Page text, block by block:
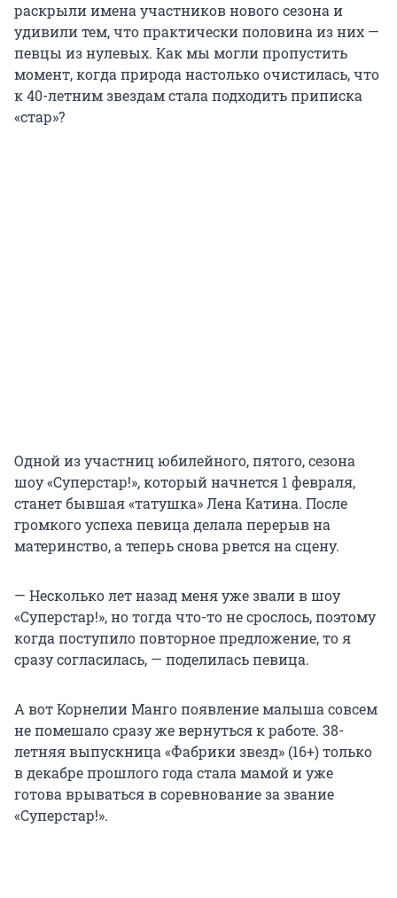
раскрыли имена участников нового сезона и
удивили тем, что практически половина из них —
певцы из нулевых. Как мы могли пропустить
момент, когда природа настолько очистилась, что
к 40-летним звездам стала подходить приписка
«стар»?
Одной из участниц юбилейного, пятого, сезона
шоу «Суперстар!», который начнется 1 февраля,
станет бывшая «татушка» Лена Катина. После
громкого успеха певица делала перерыв на
материнство, а теперь снова рвется на сцену.
— Несколько лет назад меня уже звали в шоу
«Суперстар!», но тогда что-то не срослось, поэтому
когда поступило повторное предложение, то я
сразу согласилась, — поделилась певица.
А вот Корнелии Манго появление малыша совсем
не помешало сразу же вернуться к работе. 38-
летняя выпускница «Фабрики звезд» (16+) только
в декабре прошлого года стала мамой и уже
готова врываться в соревнование за звание
«Суперстар!».